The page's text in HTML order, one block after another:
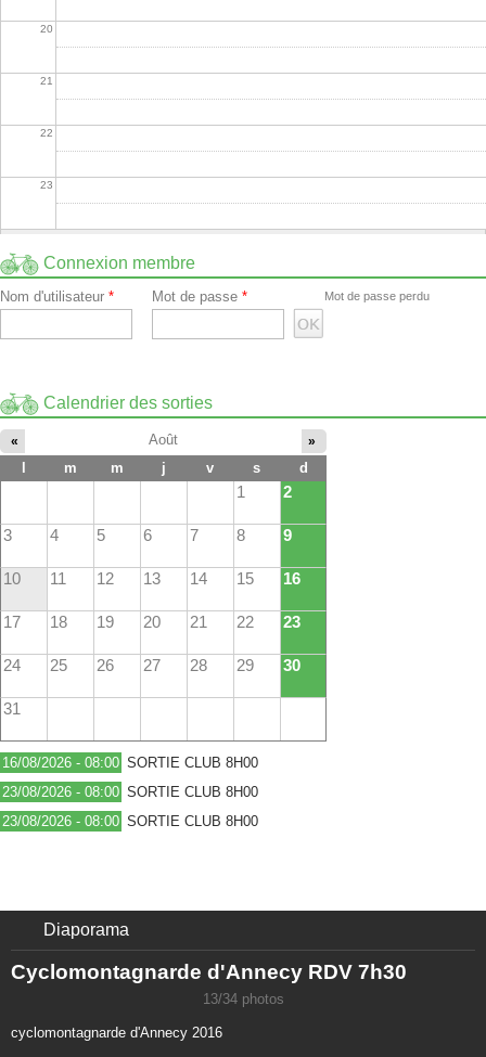
20
21
22
23
Connexion membre
Nom d'utilisateur * Mot de passe * Mot de passe perdu
Calendrier des sorties
Août
« »
m m j v s d
1 2
3 4 5 6 7 8 9
10 11 12 13 14 15 16
17 18 19 20 21 22 23
24 25 26 27 28 29 30
31
16/08/2026 - 08:00 SORTIE CLUB 8H00
23/08/2026 - 08:00 SORTIE CLUB 8H00
23/08/2026 - 08:00 SORTIE CLUB 8H00
Diaporama
Cyclomontagnarde d'Annecy RDV 7h30
13/34 photos
cyclomontagnarde d'Annecy 2016